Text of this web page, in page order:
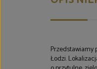
Łodzi.